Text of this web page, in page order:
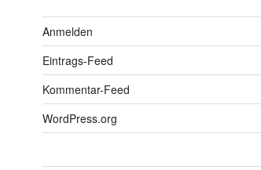
Anmelden
Eintrags-Feed
Kommentar-Feed
WordPress.org